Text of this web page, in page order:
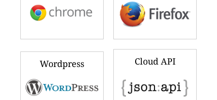
Wordpress Cloud API